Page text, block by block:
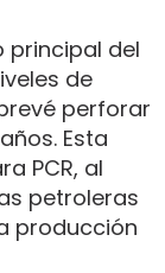
principal del
de
perforar
Esta
PCR, al
petroleras
producción